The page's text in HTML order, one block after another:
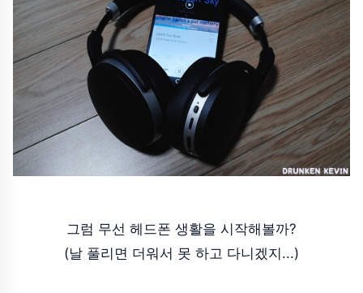
그럼 무선 헤드폰 생활을 시작해볼까?
(날 풀리면 더워서 못 하고 다니겠지...)